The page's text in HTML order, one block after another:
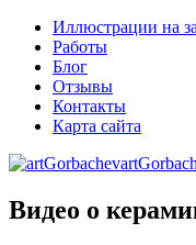
Иллюстрации на
Работы
Блог
Отзывы
Контакты
Карта сайта
Видео о